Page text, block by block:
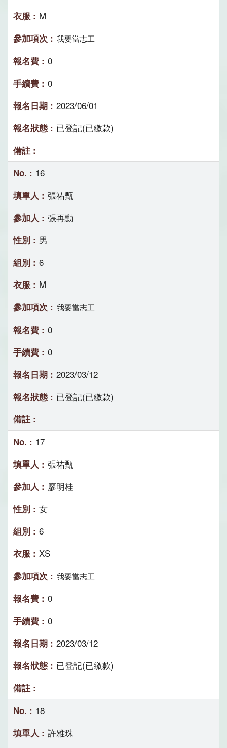
M
我要當志工
0
0
2023/06/01
已登記(已繳款)
16
張祐甄
張再勳
男
6
M
我要當志工
0
0
2023/03/12
已登記(已繳款)
17
張祐甄
廖明桂
女
6
XS
我要當志工
0
0
2023/03/12
已登記(已繳款)
18
許雅珠